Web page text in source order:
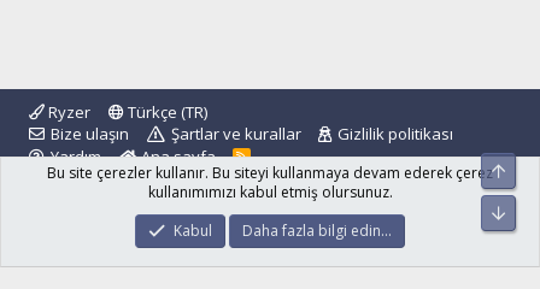
Ryzer
Türkçe (TR)
Bize ulaşın
Şartlar ve kurallar
Gizlilik politikası
Yardım
Ana sayfa
R
S
S
Community platform by XenForo ® © 2010-2024 XenForo Ltd.
© 2001 - 2024
Bu site çerezler kullanır. Bu siteyi kullanmaya devam ederek çerez
kullanımımızı kabul etmiş olursunuz.
Kabul
Daha fazla bilgi edin…
Üst
Alt